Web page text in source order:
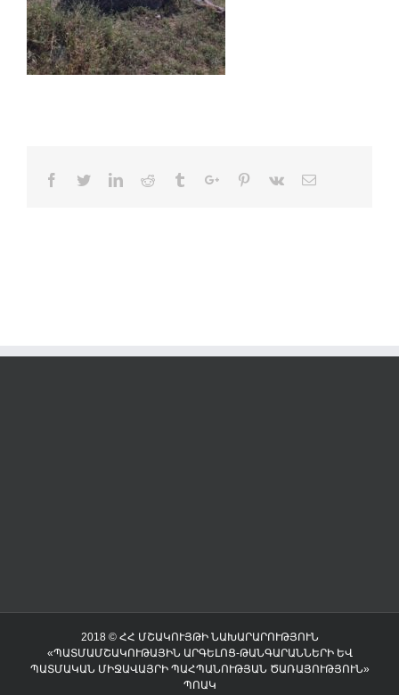
Facebook
TwitterLinkedinReddit TumblrGoogle+Pinterest
Vk Email
2018 © ՀՀ ՄՇԱԿՈՒՅԹԻ ՆԱԽԱՐԱՐՈՒԹՅՈՒՆ
«ՊԱՏՄԱՄՇԱԿՈՒԹԱՅԻՆ ԱՐԳԵԼՈՑ-ԹԱՆԳԱՐԱՆՆԵՐԻ ԵՎ
ՊԱՏՄԱԿԱՆ ՄԻՋԱՎԱՅՐԻ ՊԱՀՊԱՆՈՒԹՅԱՆ ԾԱՌԱՅՈՒԹՅՈՒՆ»
ՊՈԱԿ